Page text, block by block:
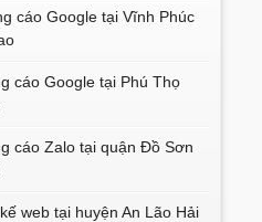
cáo Google tại Vĩnh Phúc
cáo Google tại Phú Thọ
cáo Zalo tại quận Đồ Sơn
web tại huyện An Lão Hải